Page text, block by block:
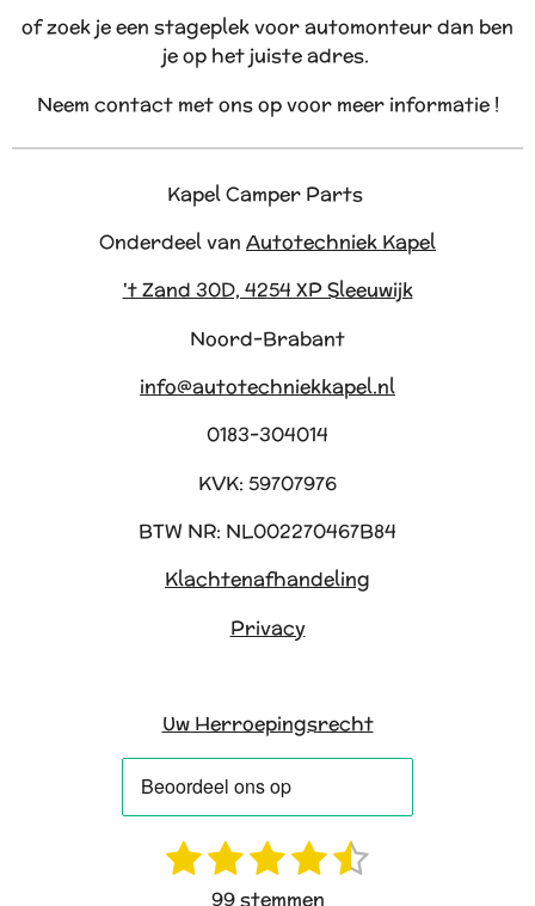
of zoek je een stageplek voor automonteur dan ben
je op het juiste adres.
Neem contact met ons op voor meer informatie !
Kapel Camper Parts
Onderdeel van Autotechniek Kapel
't Zand 30D, 4254 XP Sleeuwijk
Noord-Brabant
info@autotechniekkapel.nl
0183-304014
KVK: 59707976
BTW NR: NL002270467B84
Klachtenafhandeling
Privacy
Uw Herroepingsrecht
1 2 3 4 5
99 stemmen